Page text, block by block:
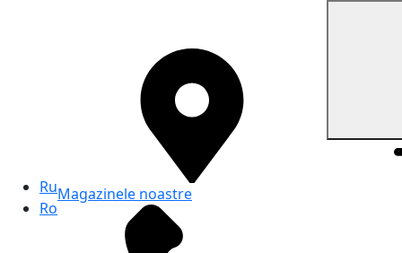
Ru
Ro
Magazinele noastre